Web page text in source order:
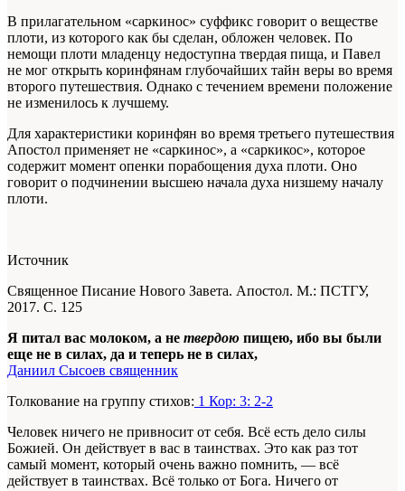
В прилагательном «саркинос» суффикс говорит о веществе
плоти, из которого как бы сделан, обложен человек. По
немощи плоти младенцу недоступна твердая пища, и Павел
не мог открыть коринфянам глубочайших тайн веры во время
второго путешествия. Однако с течением времени положение
не изменилось к лучшему.
Для характеристики коринфян во время третьего путешествия
Апостол применяет не «саркинос», а «саркикос», которое
содержит момент опенки порабощения духа плоти. Оно
говорит о подчинении высшею начала духа низшему началу
плоти.
Источник
Священное Писание Нового Завета. Апостол. М.: ПСТГУ,
2017. С. 125
Я питал вас молоком, а не твердою пищею, ибо вы были
еще не в силах, да и теперь не в силах,
Даниил Сысоев священник
Толкование на группу стихов: 1 Кор: 3: 2-2
Человек ничего не привносит от себя. Всё есть дело силы
Божией. Он действует в вас в таинствах. Это как раз тот
самый момент, который очень важно помнить, — всё
действует в таинствах. Всё только от Бога. Ничего от